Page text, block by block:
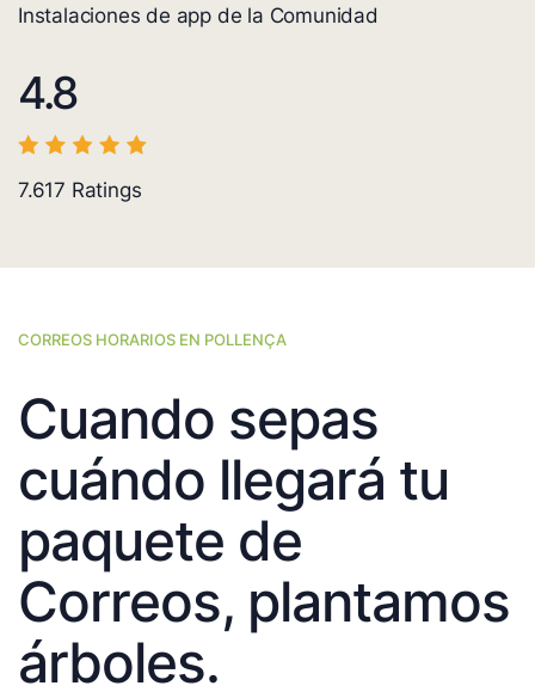
Instalaciones de app de la Comunidad
4.8
7.617 Ratings
CORREOS HORARIOS EN POLLENÇA
Cuando sepas
cuándo llegará tu
paquete de
Correos, plantamos
árboles.